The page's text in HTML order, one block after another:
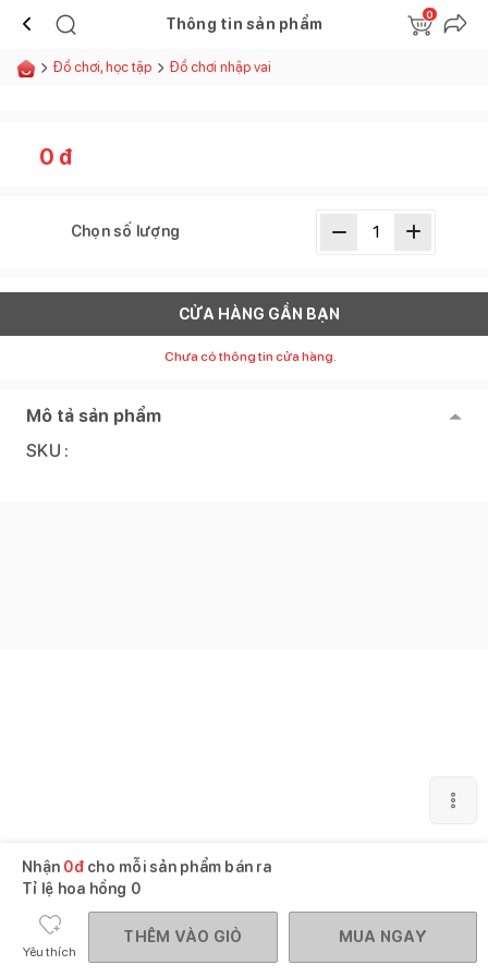
Thông tin sản phẩm
0
Đồ chơi, học tập Đồ chơi nhập vai
0 đ
Chọn số lượng
CỬA HÀNG GẦN BẠN
Chưa có thông tin cửa hàng.
Mô tả sản phẩm
SKU :
Nhận 0đcho mỗi sản phẩm bán ra
Tỉ lệ hoa hồng 0
Yêu thích
THÊM VÀO GIỎ MUA NGAY